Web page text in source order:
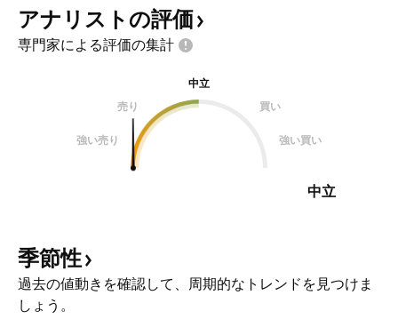
アナリストの評価
専門家による評価の集計
中立
売り
買い
強い売り 強い買い
中立
季節性
過去の値動きを確認して、周期的なトレンドを見つけま
しょう。